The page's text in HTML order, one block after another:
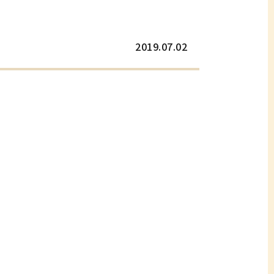
2019.07.02